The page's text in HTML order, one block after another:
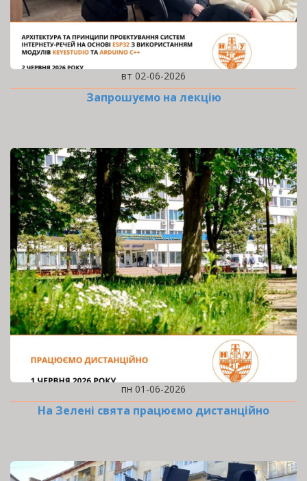
вт 02-06-2026
Запрошуємо на лекцію
пн 01-06-2026
На Зелені свята працюємо дистанційно